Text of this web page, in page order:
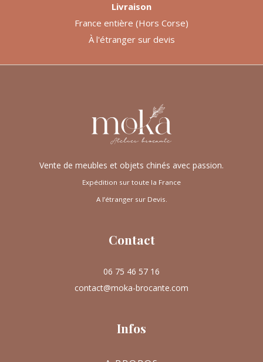
Vente de meubles et objets chinés avec passion.
Expédition sur toute la France
A l’étranger sur Devis.
Contact
06 75 46 57 16
contact@moka-brocante.com
Infos
Livraison
France entière (Hors Corse)
À l'étranger sur devis